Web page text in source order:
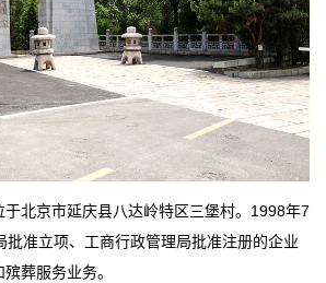
北京市延庆县八达岭特区三堡村。1998年7
批准立项、工商行政管理局批准注册的企业
葬服务业务。